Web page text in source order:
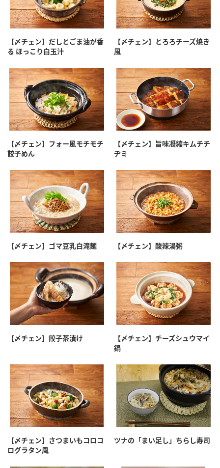
【〆チェン】だしとごま油が香
る ほっこり白玉汁
【〆チェン】とろろチーズ焼き
風
【〆チェン】フォー風モチモチ
餃子めん
【〆チェン】旨味凝縮キムチチ
ヂミ
【〆チェン】ゴマ豆乳白滝麺 【〆チェン】酸辣湯粥
【〆チェン】餃子茶漬け
【〆チェン】チーズシュウマイ
鍋
【〆チェン】さつまいもコロコ
ログラタン風
ツナの「まい足し」ちらし寿司